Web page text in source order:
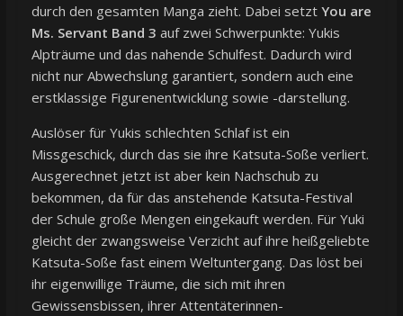
durch den gesamten Manga zieht. Dabei setzt You are
Ms. Servant Band 3 auf zwei Schwerpunkte: Yukis
Alpträume und das nahende Schulfest. Dadurch wird
nicht nur Abwechslung garantiert, sondern auch eine
erstklassige Figurenentwicklung sowie -darstellung.
Auslöser für Yukis schlechten Schlaf ist ein
Missgeschick, durch das sie ihre Katsuta-Soße verliert.
Ausgerechnet jetzt ist aber kein Nachschub zu
bekommen, da für das anstehende Katsuta-Festival
der Schule große Mengen eingekauft werden. Für Yuki
gleicht der zwangsweise Verzicht auf ihre heißgeliebte
Katsuta-Soße fast einem Weltuntergang. Das löst bei
ihr eigenwillige Träume, die sich mit ihren
Gewissensbissen, ihrer Attentäterinnen-